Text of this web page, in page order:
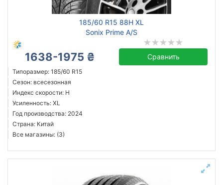
185/60 R15 88H XL
Sonix Prime A/S
1638-1975 ₴ Сравнить
Типоразмер: 185/60 R15
Сезон: всесезонная
Индекс скорости: H
Усиленность: XL
Год производства: 2024
Страна: Китай
Все магазины: (3)